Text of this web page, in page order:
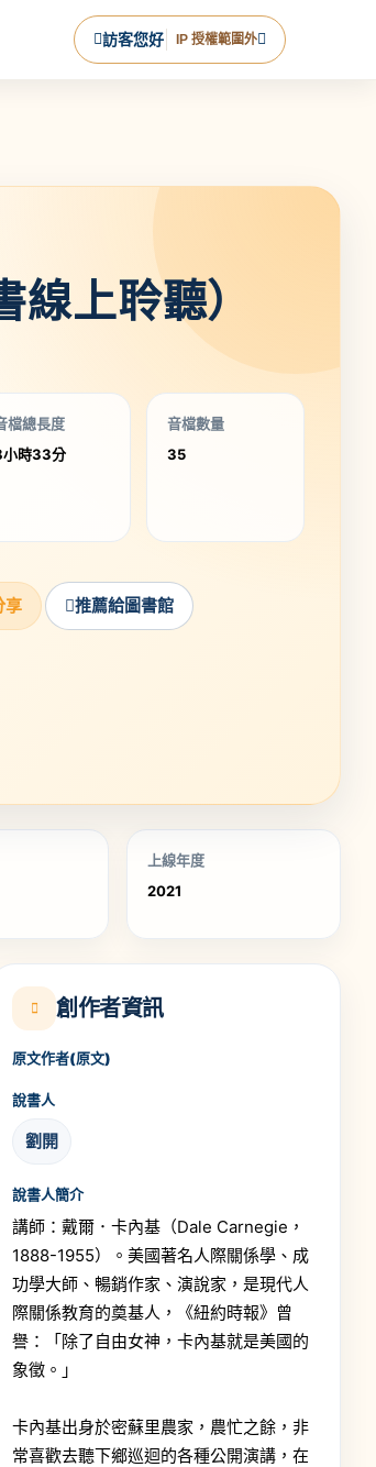
訪客您好 IP 授權範圍外
上聆聽）
檔總長度
時33分
音檔數量
35
享 推薦給圖書館
上線年度
2021
創作者資訊
原文作者(原文)
說書人
劉開
說書人簡介
講師：戴爾．卡內基（Dale Carnegie，
1888-1955）。美國著名人際關係學、成
功學大師、暢銷作家、演說家，是現代人
際關係教育的奠基人，《紐約時報》曾
譽：「除了自由女神，卡內基就是美國的
象徵。」
卡內基出身於密蘇里農家，農忙之餘，非
常喜歡去聽下鄉巡迴的各種公開演講，在